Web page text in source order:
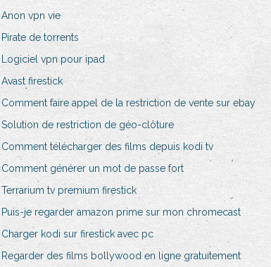
Anon vpn vie
Pirate de torrents
Logiciel vpn pour ipad
Avast firestick
Comment faire appel de la restriction de vente sur ebay
Solution de restriction de géo-clôture
Comment télécharger des films depuis kodi tv
Comment générer un mot de passe fort
Terrarium tv premium firestick
Puis-je regarder amazon prime sur mon chromecast
Charger kodi sur firestick avec pc
Regarder des films bollywood en ligne gratuitement